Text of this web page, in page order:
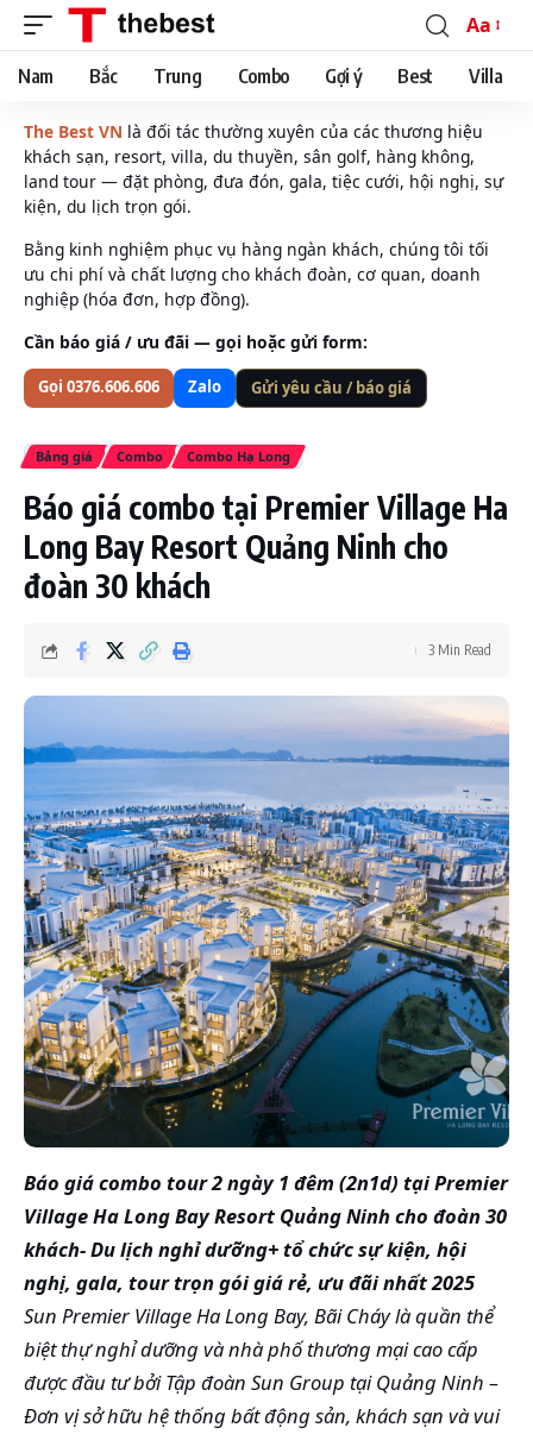
Font
Resizer
Aa
Nam Bắc Trung Combo Gợi ý Best Villa
The Best VN là đối tác thường xuyên của các thương hiệu
khách sạn, resort, villa, du thuyền, sân golf, hàng không,
land tour — đặt phòng, đưa đón, gala, tiệc cưới, hội nghị, sự
kiện, du lịch trọn gói.
Bằng kinh nghiệm phục vụ hàng ngàn khách, chúng tôi tối
ưu chi phí và chất lượng cho khách đoàn, cơ quan, doanh
nghiệp (hóa đơn, hợp đồng).
Cần báo giá / ưu đãi — gọi hoặc gửi form:
Gọi 0376.606.606 Zalo Gửi yêu cầu / báo giá
Bảng giá Combo Combo Hạ Long
Báo giá combo tại Premier Village Ha
Long Bay Resort Quảng Ninh cho
đoàn 30 khách
3 Min Read
Báo giá combo tour 2 ngày 1 đêm (2n1d) tại Premier
Village Ha Long Bay Resort Quảng Ninh cho đoàn 30
khách- Du lịch nghỉ dưỡng+ tổ chức sự kiện, hội
nghị, gala, tour trọn gói giá rẻ, ưu đãi nhất 2025
Sun Premier Village Ha Long Bay, Bãi Cháy là quần thể
biệt thự nghỉ dưỡng và nhà phố thương mại cao cấp
được đầu tư bởi Tập đoàn Sun Group tại Quảng Ninh –
Đơn vị sở hữu hệ thống bất động sản, khách sạn và vui